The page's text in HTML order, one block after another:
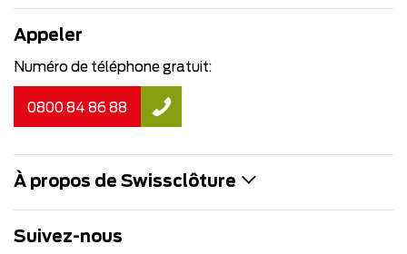
Appeler
Numéro de téléphone gratuit:
0800 84 86 88
À propos de Swissclôture
Suivez-nous